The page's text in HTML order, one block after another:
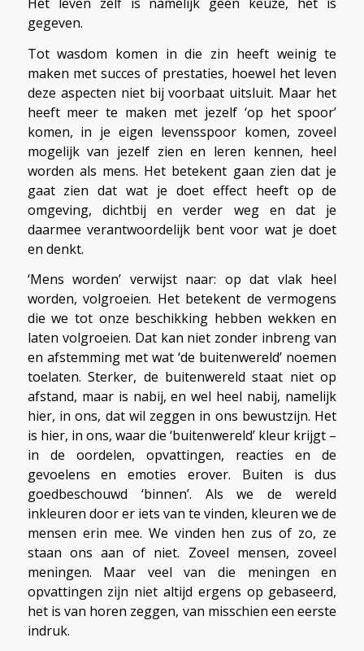
gegeven.
Tot wasdom komen in die zin heeft weinig te
maken met succes of prestaties, hoewel het leven
deze aspecten niet bij voorbaat uitsluit. Maar het
heeft meer te maken met jezelf ‘op het spoor’
komen, in je eigen levensspoor komen, zoveel
mogelijk van jezelf zien en leren kennen, heel
worden als mens. Het betekent gaan zien dat je
gaat zien dat wat je doet effect heeft op de
omgeving, dichtbij en verder weg en dat je
daarmee verantwoordelijk bent voor wat je doet
en denkt.
‘Mens worden’ verwijst naar: op dat vlak heel
worden, volgroeien. Het betekent de vermogens
die we tot onze beschikking hebben wekken en
laten volgroeien. Dat kan niet zonder inbreng van
en afstemming met wat ‘de buitenwereld’ noemen
toelaten. Sterker, de buitenwereld staat niet op
afstand, maar is nabij, en wel heel nabij, namelijk
hier, in ons, dat wil zeggen in ons bewustzijn. Het
is hier, in ons, waar die ‘buitenwereld’ kleur krijgt –
in de oordelen, opvattingen, reacties en de
gevoelens en emoties erover. Buiten is dus
goedbeschouwd ‘binnen’. Als we de wereld
inkleuren door er iets van te vinden, kleuren we de
mensen erin mee. We vinden hen zus of zo, ze
staan ons aan of niet. Zoveel mensen, zoveel
meningen. Maar veel van die meningen en
opvattingen zijn niet altijd ergens op gebaseerd,
het is van horen zeggen, van misschien een eerste
indruk.